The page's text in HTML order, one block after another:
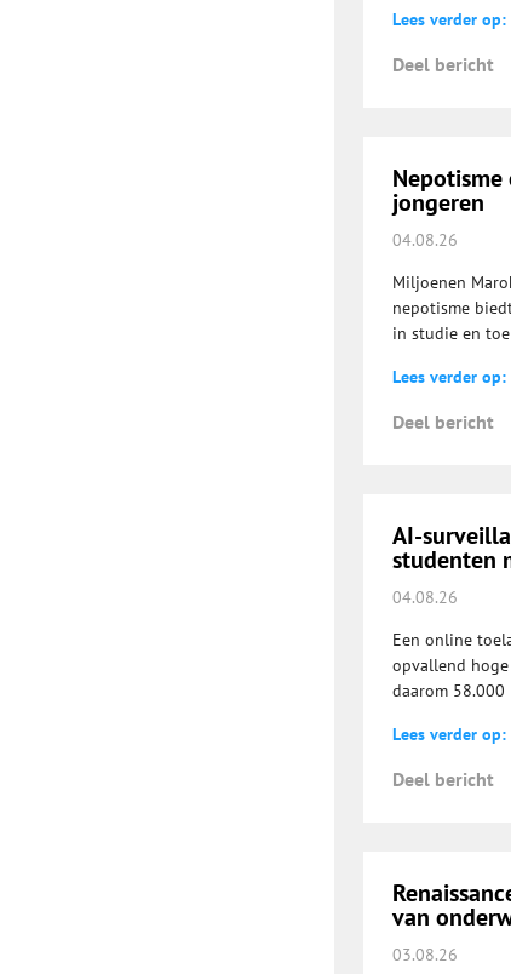
Lees verder op:
Deel bericht
jongeren
04.08.26
Miljoenen
nepotisme
in studie en
Lees verder
Deel bericht
AI-
studenten
04.08.26
Een online
opvallend
daarom
Lees verder
Deel bericht
van
03.08.26